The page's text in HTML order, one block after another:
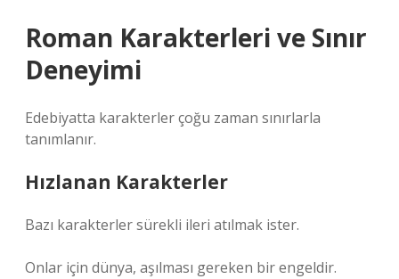
Roman Karakterleri ve Sınır
Deneyimi
Edebiyatta karakterler çoğu zaman sınırlarla
tanımlanır.
Hızlanan Karakterler
Bazı karakterler sürekli ileri atılmak ister.
Onlar için dünya, aşılması gereken bir engeldir.